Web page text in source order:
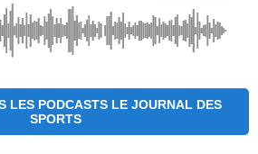
LES PODCASTS LE JOURNAL DES
SPORTS